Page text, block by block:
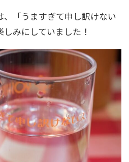
「うますぎて申し訳けない
みにしていました！